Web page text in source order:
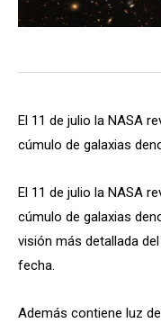
El 11 de julio la NASA
cúmulo de galaxias
El 11 de julio la NASA
cúmulo de galaxias
visión más detallada
fecha.
Además contiene luz